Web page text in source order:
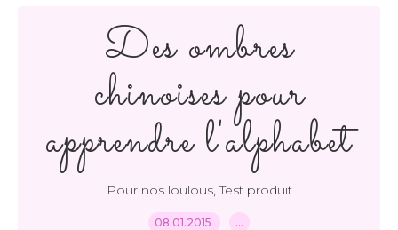
Des ombres
chinoises pour
apprendre l'alphabet
Pour nos loulous,Test produit
08.01.2015 …